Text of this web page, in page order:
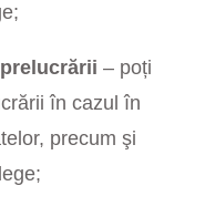
– poți
în cazul în
precum şi